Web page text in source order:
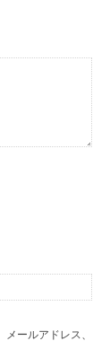
ールアドレス、